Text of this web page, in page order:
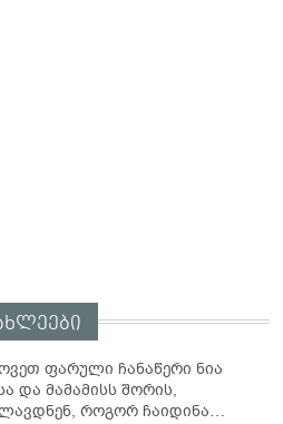
ფარული ჩანაწერი ნია
და მამამისს შორის,
როგორ ჩაიდინა